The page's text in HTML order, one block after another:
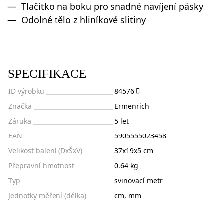
Tlačítko na boku pro snadné navíjení pásky
Odolné tělo z hliníkové slitiny
SPECIFIKACE
ID výrobku
84576
Značka
Ermenrich
Záruka
5 let
EAN
5905555023458
Velikost balení (DxŠxV)
37x19x5 cm
Přepravní hmotnost
0.64 kg
Typ
svinovací metr
Jednotky měření (délka)
cm, mm